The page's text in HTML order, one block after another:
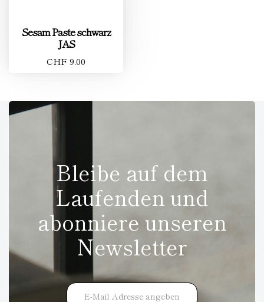
Sesam Paste schwarz
JAS
CHF 9.00
Bleibe auf dem
Laufenden und
abonniere unseren
Newsletter